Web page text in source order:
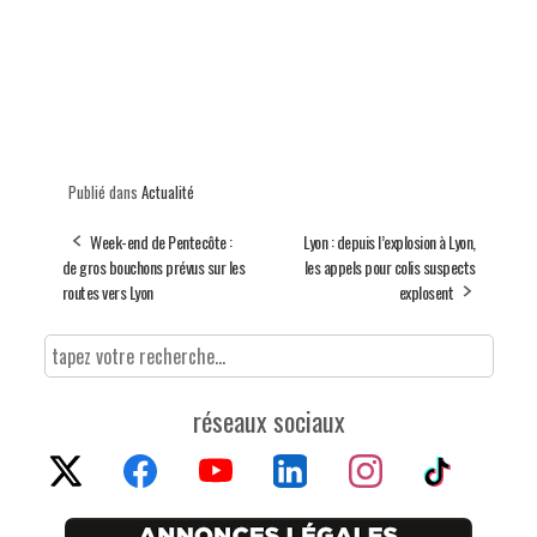
Publié dans Actualité
Week-end de Pentecôte :
de gros bouchons prévus sur les
routes vers Lyon
Lyon : depuis l’explosion à Lyon,
les appels pour colis suspects
explosent
réseaux sociaux